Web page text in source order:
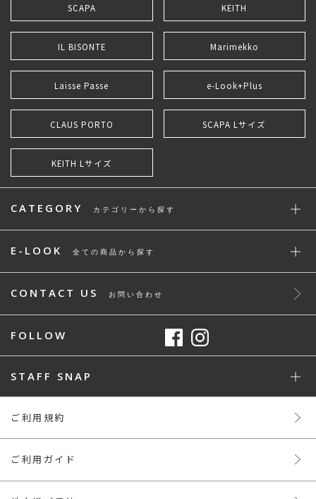
SCAPA KEITH
IL BISONTE Marimekko
Laisse Passe e-Look+Plus
CLAUS PORTO SCAPA Lサイズ
KEITH Lサイズ
CATEGORY カテゴリーから探す
E-LOOK 全ての商品から探す
CONTACT US お問い合わせ
FOLLOW
STAFF SNAP
ご利用規約
ご利用ガイド